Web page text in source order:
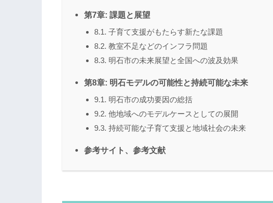
第7章: 課題と展望
8.1. 子育て支援がもたらす新たな課題
8.2. 教室不足などのインフラ問題
8.3. 明石市の未来展望と全国への波及効果
第8章: 明石モデルの可能性と持続可能な未来
9.1. 明石市の成功要因の総括
9.2. 他地域へのモデルケースとしての展開
9.3. 持続可能な子育て支援と地域社会の未来
参考サイト、参考文献